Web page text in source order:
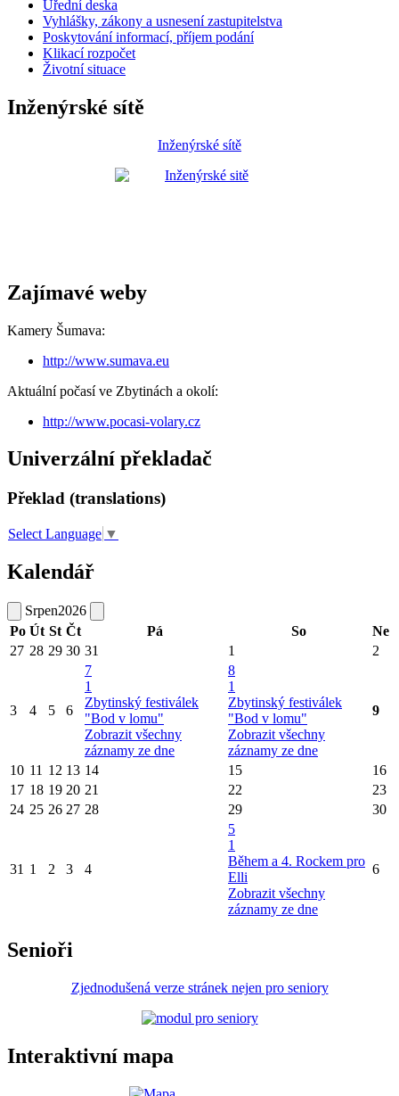
Úřední deska
Vyhlášky, zákony a usnesení zastupitelstva
Poskytování informací, příjem podání
Klikací rozpočet
Životní situace
Inženýrské sítě
Inženýrské sítě
Zajímavé weby
Kamery Šumava:
http://www.sumava.eu
Aktuální počasí ve Zbytinách a okolí:
http://www.pocasi-volary.cz
Univerzální překladač
Překlad (translations)
Select Language ▼
Kalendář
Srpen2026
Po Út St Čt Pá So
Ne
27 28 29 30 31 1 2
3 4 5 6
7
1
Zbytinský festiválek
"Bod v lomu"
Zobrazit všechny
záznamy ze dne
8
1
Zbytinský festiválek
"Bod v lomu"
Zobrazit všechny
záznamy ze dne
9
10 11 12 13 14 15
16
17 18 19 20 21 22
23
24 25 26 27 28 29 30
31 1 2 3 4
5
1
Během a 4. Rockem pro
Elli
Zobrazit všechny
záznamy ze dne
6
Senioři
Zjednodušená verze stránek nejen pro seniory
Interaktivní mapa